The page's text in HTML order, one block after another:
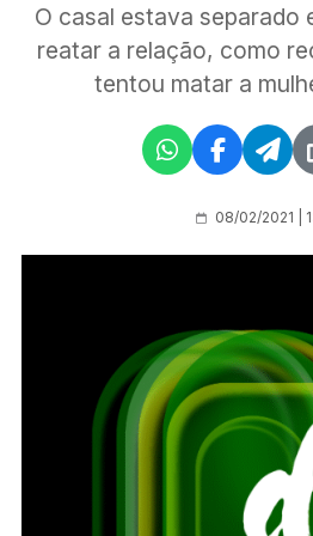
O casal estava separado
reatar a relação, como
tentou matar a
08/02/2021 |